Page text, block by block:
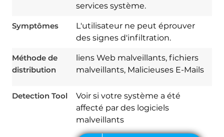
services système.
Symptômes
L'utilisateur ne peut éprouver
des signes d'infiltration.
Méthode de
distribution
liens Web malveillants, fichiers
malveillants, Malicieuses E-Mails
Detection Tool
Voir si votre système a été
affecté par des logiciels
malveillants
Download
Spy Hunter